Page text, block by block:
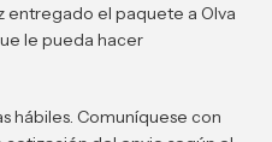
entregado el paquete a Olva
le pueda hacer
hábiles. Comuníquese con